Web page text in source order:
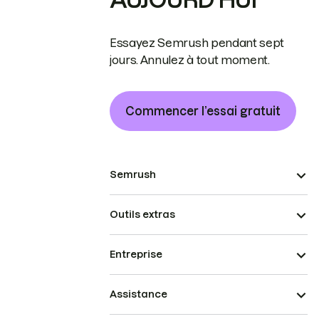
Essayez Semrush pendant sept
jours. Annulez à tout moment.
Commencer l’essai gratuit
Semrush
Outils extras
Entreprise
Assistance